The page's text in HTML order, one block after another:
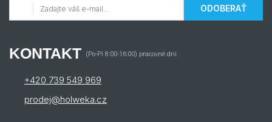
ODOBERAŤ
KONTAKT (Po-Pi 8:00-16:00) pracovné dni
+420 739 549 969
prodej@holweka.cz